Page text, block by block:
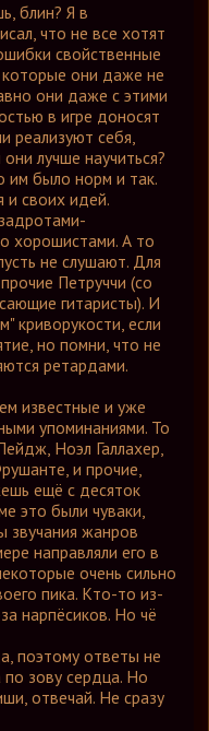
блин? Я в
что не все хотят
свойственные
они даже не
они даже с этими
в игре доносят
реализуют себя,
лучше научиться?
им было норм и так.
и своих идей.
хорошистами. А то
не слушают. Для
Петруччи (со
гитаристы). И
криворукости, если
но помни, что не
ретардами.
известные и уже
упоминаниями. То
Ноэл Галлахер,
и прочие,
ещë с десяток
это были чуваки,
звучания жанров
направляли его в
очень сильно
пика. Кто-то из-
нарпëсиков. Но чë
поэтому ответы не
зову сердца. Но
отвечай. Не сразу